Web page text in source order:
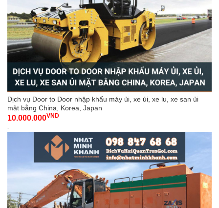
Dịch vụ Door to Door nhập khẩu máy ủi, xe ủi, xe lu, xe san ủi
mặt bằng China, Korea, Japan
10.000.000VND
-